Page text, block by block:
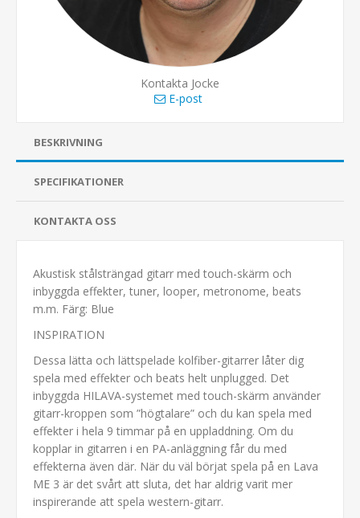
Kontakta Jocke
E-post
BESKRIVNING
SPECIFIKATIONER
KONTAKTA OSS
Akustisk stålsträngad gitarr med touch-skärm och
inbyggda effekter, tuner, looper, metronome, beats
m.m. Färg: Blue
INSPIRATION
Dessa lätta och lättspelade kolfiber-gitarrer låter dig
spela med effekter och beats helt unplugged. Det
inbyggda HILAVA-systemet med touch-skärm använder
gitarr-kroppen som ”högtalare” och du kan spela med
effekter i hela 9 timmar på en uppladdning. Om du
kopplar in gitarren i en PA-anläggning får du med
effekterna även där. När du väl börjat spela på en Lava
ME 3 är det svårt att sluta, det har aldrig varit mer
inspirerande att spela western-gitarr.